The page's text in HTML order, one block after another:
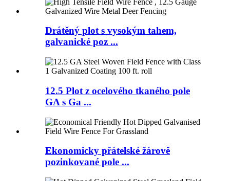
Drátěný plot s vysokým tahem,
galvanické poz ...
12.5 Plot z ocelového tkaného pole
GA s Ga ...
Ekonomicky přátelské žárově
pozinkované pole ...